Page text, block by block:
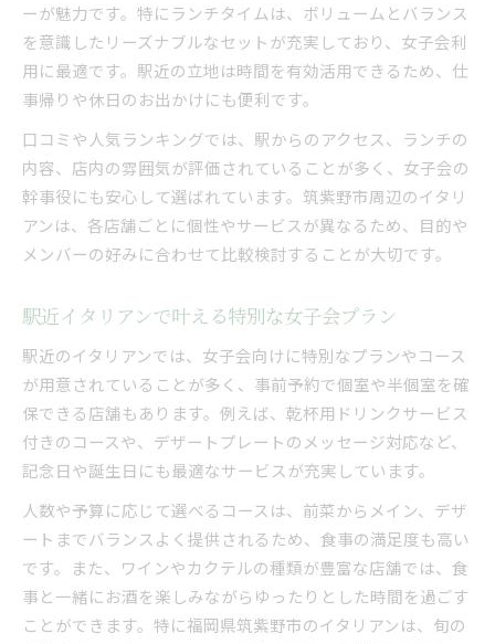
ーが魅力です。特にランチタイムは、ボリュームとバランス
を意識したリーズナブルなセットが充実しており、女子会利
用に最適です。駅近の立地は時間を有効活用できるため、仕
事帰りや休日のお出かけにも便利です。
口コミや人気ランキングでは、駅からのアクセス、ランチの
内容、店内の雰囲気が評価されていることが多く、女子会の
幹事役にも安心して選ばれています。筑紫野市周辺のイタリ
アンは、各店舗ごとに個性やサービスが異なるため、目的や
メンバーの好みに合わせて比較検討することが大切です。
駅近イタリアンで叶える特別な女子会プラン
駅近のイタリアンでは、女子会向けに特別なプランやコース
が用意されていることが多く、事前予約で個室や半個室を確
保できる店舗もあります。例えば、乾杯用ドリンクサービス
付きのコースや、デザートプレートのメッセージ対応など、
記念日や誕生日にも最適なサービスが充実しています。
人数や予算に応じて選べるコースは、前菜からメイン、デザ
ートまでバランスよく提供されるため、食事の満足度も高い
です。また、ワインやカクテルの種類が豊富な店舗では、食
事と一緒にお酒を楽しみながらゆったりとした時間を過ごす
ことができます。特に福岡県筑紫野市のイタリアンは、旬の